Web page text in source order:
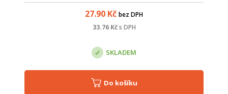
27.90 Kč bez DPH
33.76Kč s DPH
SKLADEM
Do košíku